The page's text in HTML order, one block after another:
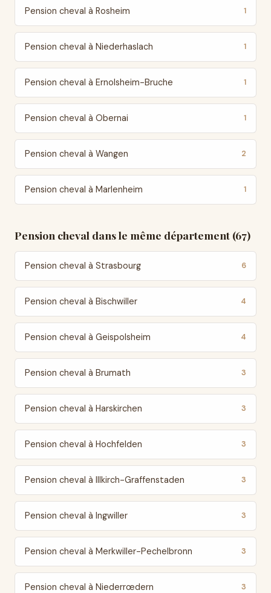
Pension cheval à Rosheim 1
Pension cheval à Niederhaslach 1
Pension cheval à Ernolsheim-Bruche 1
Pension cheval à Obernai 1
Pension cheval à Wangen 2
Pension cheval à Marlenheim 1
Pension cheval dans le même département (67)
Pension cheval à Strasbourg 6
Pension cheval à Bischwiller 4
Pension cheval à Geispolsheim 4
Pension cheval à Brumath 3
Pension cheval à Harskirchen 3
Pension cheval à Hochfelden 3
Pension cheval à Illkirch-Graffenstaden 3
Pension cheval à Ingwiller 3
Pension cheval à Merkwiller-Pechelbronn 3
Pension cheval à Niederrœdern 3